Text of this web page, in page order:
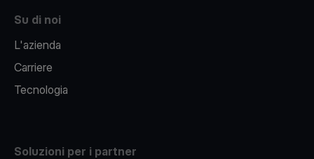
Su di noi
L'azienda
Carriere
Tecnologia
Soluzioni per i partner